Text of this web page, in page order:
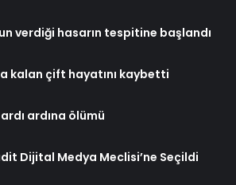
verdiği hasarın tespitine başlandı
kalan çift hayatını kaybetti
ardına ölümü
Dijital Medya Meclisi’ne Seçildi